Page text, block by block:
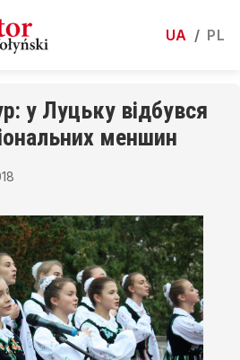
UA / PL
у Луцьку відбувся
меншин